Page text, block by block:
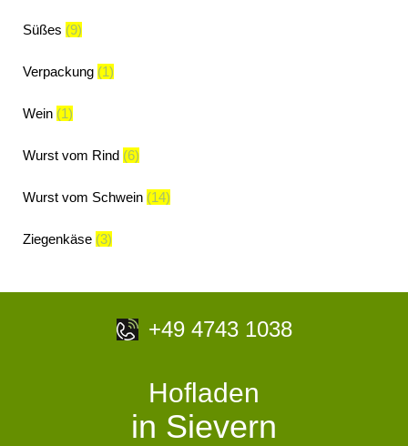
Süßes (9)
Verpackung (1)
Wein (1)
Wurst vom Rind (6)
Wurst vom Schwein (14)
Ziegenkäse (3)
+49 4743 1038
Hofladen
in Sievern